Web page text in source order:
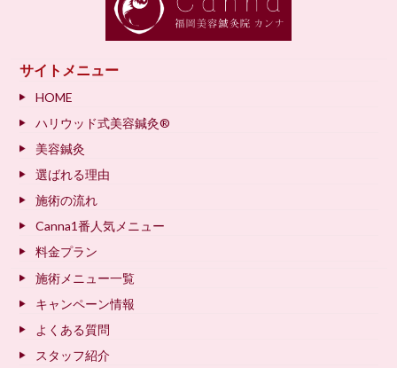
サイトメニュー
HOME
ハリウッド式美容鍼灸®
美容鍼灸
選ばれる理由
施術の流れ
Canna1番人気メニュー
料金プラン
施術メニュー一覧
キャンペーン情報
よくある質問
スタッフ紹介